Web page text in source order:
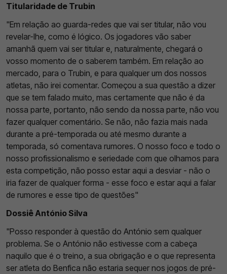
Titularidade de Trubin
"Em relação ao guarda-redes que vai ser titular, não vou
revelar-lhe, como é lógico. Os jogadores vão saber
amanhã quem vai ser titular e, naturalmente, chegará o
vosso momento de o saberem também. Em relação ao
mercado, para o Trubin, e para qualquer um dos nossos
atletas, não irei comentar. Começou a sua questão a dizer
que se tem falado muito, mas certamente que não é da
nossa parte, portanto, não sendo da nossa parte, não vou
fazer qualquer comentário. Se não, não fazia mais nada
durante a pré-temporada ou até mesmo durante a
temporada, só comentava rumores. O nosso foco e todo o
nosso profissionalismo e seriedade com que olhamos para
esta competição, não posso estar aqui a desviar - não o
iria fazer de qualquer forma - esse foco e estar aqui a falar
de rumores e esse tipo de questões"
Dossiê António Silva
"Posso responder à questão do António sem qualquer
problema. Se o António não estivesse com a cabeça
naquilo que é o treino, a sua obrigação e o que representa
ser atleta do Benfica não estaria sequer nos jogos de pré-